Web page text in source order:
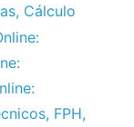
, Cálculo
, FPH,